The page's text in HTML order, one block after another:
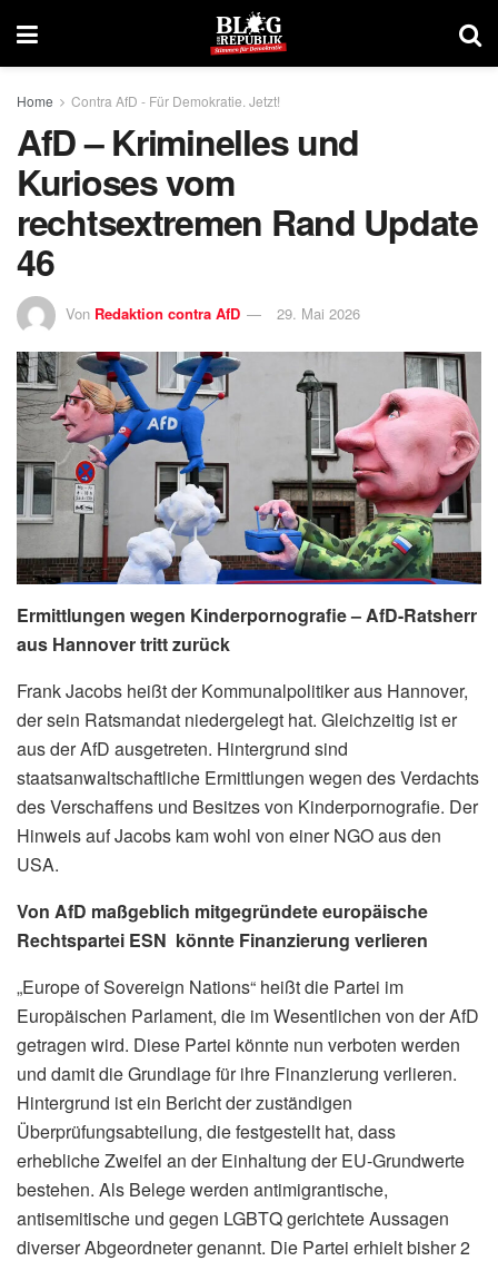
Home Contra AfD - Für Demokratie. Jetzt!
AfD – Kriminelles und
Kurioses vom
rechtsextremen Rand Update
46
Von Redaktion contra AfD 29. Mai 2026
Ermittlungen wegen Kinderpornografie – AfD-Ratsherr
aus Hannover tritt zurück
Frank Jacobs heißt der Kommunalpolitiker aus Hannover,
der sein Ratsmandat niedergelegt hat. Gleichzeitig ist er
aus der AfD ausgetreten. Hintergrund sind
staatsanwaltschaftliche Ermittlungen wegen des Verdachts
des Verschaffens und Besitzes von Kinderpornografie. Der
Hinweis auf Jacobs kam wohl von einer NGO aus den
USA.
Von AfD maßgeblich mitgegründete europäische
Rechtspartei ESN könnte Finanzierung verlieren
„Europe of Sovereign Nations“ heißt die Partei im
Europäischen Parlament, die im Wesentlichen von der AfD
getragen wird. Diese Partei könnte nun verboten werden
und damit die Grundlage für ihre Finanzierung verlieren.
Hintergrund ist ein Bericht der zuständigen
Überprüfungsabteilung, die festgestellt hat, dass
erhebliche Zweifel an der Einhaltung der EU-Grundwerte
bestehen. Als Belege werden antimigrantische,
antisemitische und gegen LGBTQ gerichtete Aussagen
diverser Abgeordneter genannt. Die Partei erhielt bisher 2